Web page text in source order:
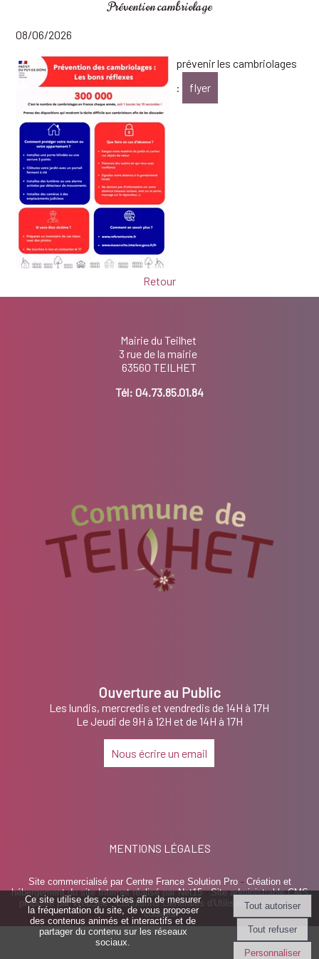
Prévention cambriolage
08/06/2026
prévenir les cambriolages
:
flyer
Retour
Mairie du Teilhet
3 rue de la mairie
63560 TEILHET
Tél: 04.73.85.01.84
Ouverture au Public
Les lundis, mercredis et vendredis de 14H à 17H
Le Jeudi de 9H à 12H et de 14H à 17H
Nous écrire un email
MENTIONS LÉGALES
Site commercialisé par Centre France Solution Pro- Création et
hébergement du site Internet réalisé par Net15-Site administrable CMS
propulsé par WebSee-Conditions Générales d'Utilisation- Gérer les
cookies
Ce site utilise des cookies afin de mesurer
la fréquentation du site, de vous proposer
des contenus animés et interactifs et de
partager du contenu sur les réseaux
sociaux.
Personnaliser